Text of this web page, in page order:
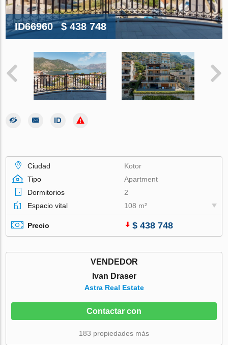
ID66960 $ 438 748
Ciudad
Kotor
Tipo
Apartment
Dormitorios
2
Espacio vital
108 m²
Precio $ 438 748
VENDEDOR
Ivan Draser
Astra Real Estate
Contactar con
183 propiedades más